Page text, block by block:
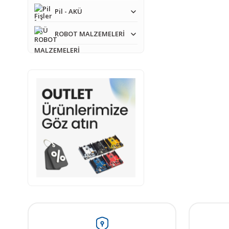
Pil - AKÜ
ROBOT MALZEMELERİ